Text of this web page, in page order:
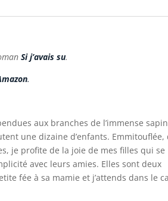
Si j’avais su.
.
aux branches de l’immense sapin
une dizaine d’enfants. Emmitouflée,
je profite de la joie de mes filles qui se
avec leurs amies. Elles sont deux
fée à sa mamie et j’attends dans le